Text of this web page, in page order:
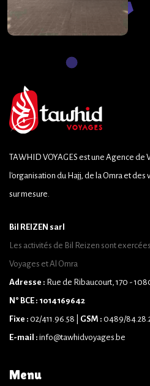
TAWHID VOYAGES est une Agence de
l'organisation du Hajj, de la Omra et
sur mesure.
Bil REIZEN sarl
Les activités de Bil Reizen sont
Voyages et Al Omra
Adresse : Rue de Ribaucourt, 170 -
N° BCE : 1014169642
Fixe : 02/411.96.58 | GSM : 0489/
E-mail : info@tawhidvoyages.be
Menu